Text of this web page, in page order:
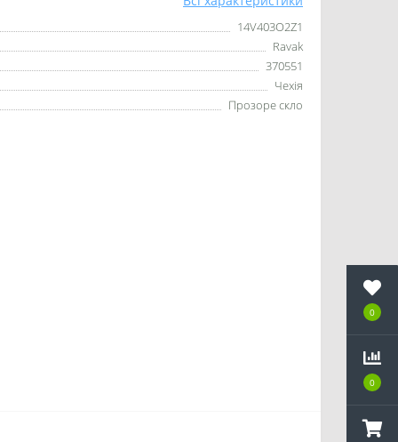
0
0
14V403O2Z1
Ravak
370551
Чехія
Прозоре скло